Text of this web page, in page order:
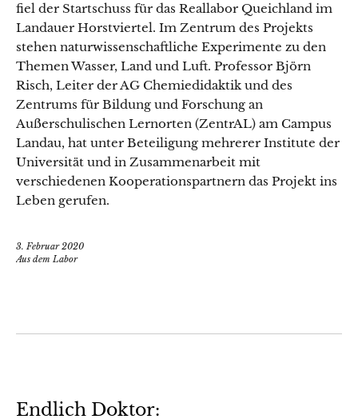
fiel der Startschuss für das Reallabor Queichland im
Landauer Horstviertel. Im Zentrum des Projekts
stehen naturwissenschaftliche Experimente zu den
Themen Wasser, Land und Luft. Professor Björn
Risch, Leiter der AG Chemiedidaktik und des
Zentrums für Bildung und Forschung an
Außerschulischen Lernorten (ZentrAL) am Campus
Landau, hat unter Beteiligung mehrerer Institute der
Universität und in Zusammenarbeit mit
verschiedenen Kooperationspartnern das Projekt ins
Leben gerufen.
3. Februar 2020
Aus dem Labor
Endlich Doktor: